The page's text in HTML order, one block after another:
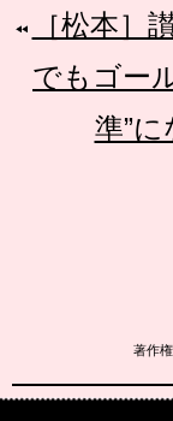
［松本］
でもゴー
準”
著作